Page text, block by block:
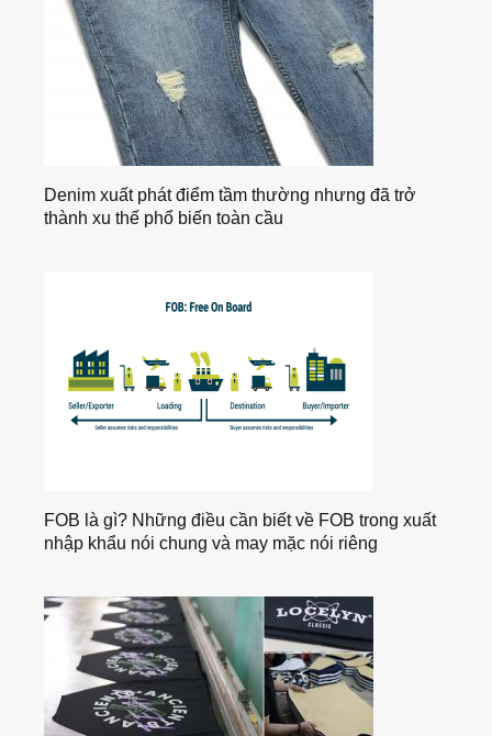
Denim xuất phát điểm tầm thường nhưng đã trở
thành xu thế phổ biến toàn cầu
FOB là gì? Những điều cần biết về FOB trong xuất
nhập khẩu nói chung và may mặc nói riêng